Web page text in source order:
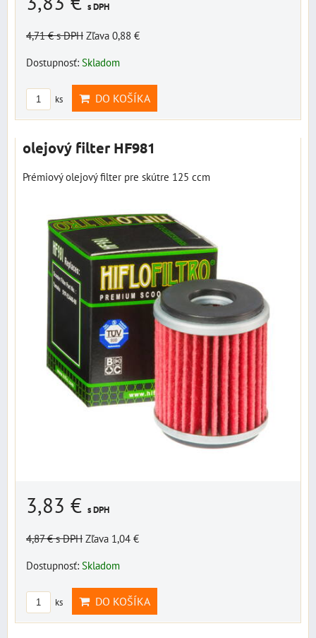
s DPH
4,71 €s DPH Zľava 0,88 €
Dostupnosť: Skladom
ks DO KOŠÍKA
olejový filter HF981
Prémiový olejový filter pre skútre 125 ccm
3,83 € s DPH
4,87 €s DPH Zľava 1,04 €
Dostupnosť: Skladom
ks DO KOŠÍKA